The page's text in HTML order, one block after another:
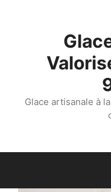
Glace artisanale à